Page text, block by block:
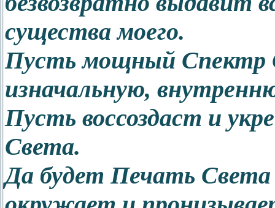
существа моего.
Пусть мощный Спектр
изначальную,
Пусть воссоздаст и
Света.
Да будет Печать Света